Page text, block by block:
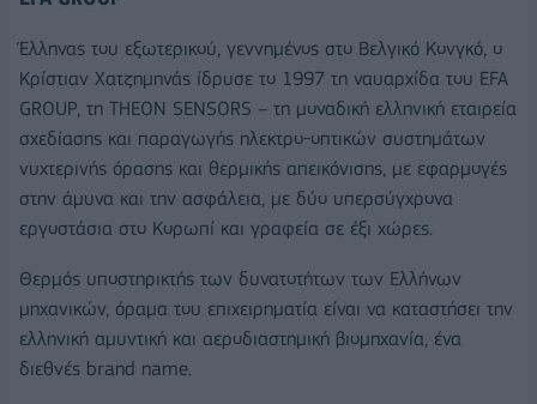
Έλληνας του εξωτερικού, γεννημένος στο Βελγικό Κονγκό, ο
Κρίστιαν Χατζημηνάς ίδρυσε το 1997 τη ναυαρχίδα του EFA
GROUP, τη THEON SENSORS – τη μοναδική ελληνική εταιρεία
σχεδίασης και παραγωγής ηλεκτρο-οπτικών συστημάτων
νυχτερινής όρασης και θερμικής απεικόνισης, με εφαρμογές
στην άμυνα και την ασφάλεια, με δύο υπερσύγχρονα
εργοστάσια στο Κορωπί και γραφεία σε έξι χώρες.
Θερμός υποστηρικτής των δυνατοτήτων των Ελλήνων
μηχανικών, όραμα του επιχειρηματία είναι να καταστήσει την
ελληνική αμυντική και αεροδιαστημική βιομηχανία, ένα
διεθνές brand name.